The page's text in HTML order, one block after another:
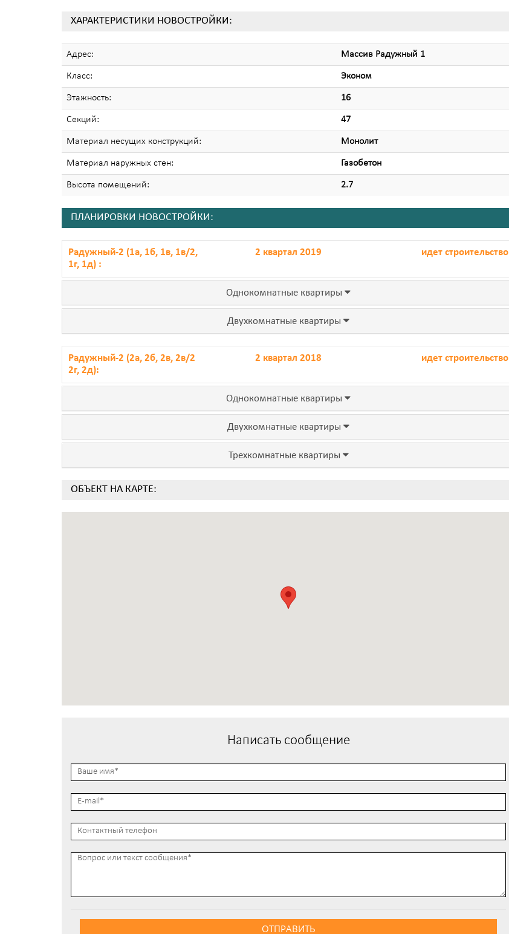
ХАРАКТЕРИСТИКИ НОВОСТРОЙКИ:
Адрес: Массив Радужный 1
Класс: Эконом
Этажность: 16
Секций: 47
Материал несущих конструкций: Монолит
Материал наружных стен: Газобетон
Высота помещений: 2.7
ПЛАНИРОВКИ НОВОСТРОЙКИ:
Радужный-2 (1а, 1б, 1в, 1в/2,
1г, 1д) :
2 квартал 2019 идет строительство
Однокомнатные квартиры
Двухкомнатные квартиры
Радужный-2 (2а, 2б, 2в, 2в/2
2г, 2д):
2 квартал 2018 идет строительство
Однокомнатные квартиры
Двухкомнатные квартиры
Трехкомнатные квартиры
ОБЪЕКТ НА КАРТЕ:
Написать сообщение
ОТПРАВИТЬ